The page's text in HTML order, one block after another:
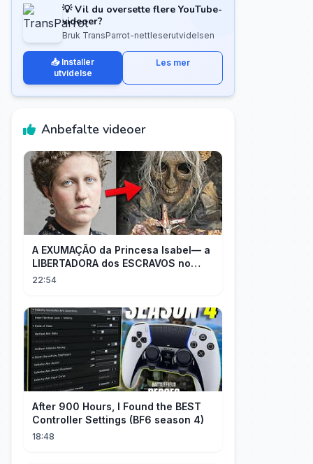
💡 Vil du oversette flere YouTube-
videoer?
Bruk TransParrot-nettleserutvidelsen
📥 Installer
utvidelse
Les mer
Anbefalte videoer
A EXUMAÇÃO da Princesa Isabel— a
LIBERTADORA dos ESCRAVOS no
BRASIL
22:54
After 900 Hours, I Found the BEST
Controller Settings (BF6 season 4)
18:48